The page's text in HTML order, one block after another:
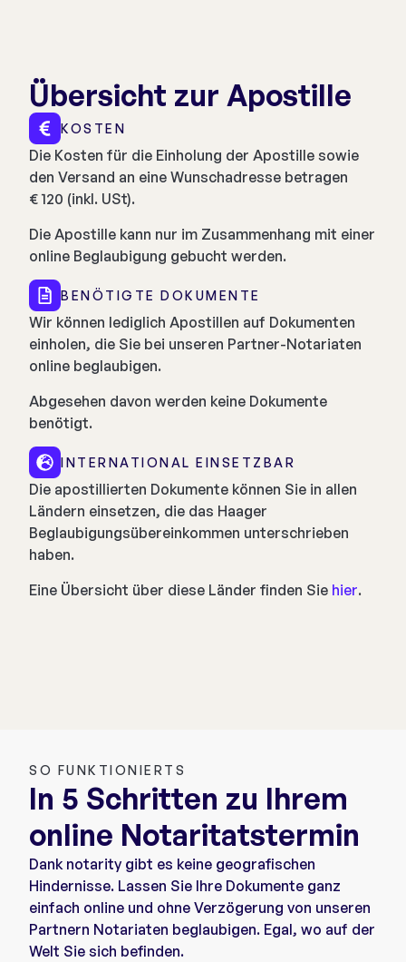
Übersicht zur Apostille
KOSTEN
Die Kosten für die Einholung der Apostille sowie
den Versand an eine Wunschadresse betragen
€ 120 (inkl. USt).
Die Apostille kann nur im Zusammenhang mit einer
online Beglaubigung gebucht werden.
BENÖTIGTE DOKUMENTE
Wir können lediglich Apostillen auf Dokumenten
einholen, die Sie bei unseren Partner-Notariaten
online beglaubigen.
Abgesehen davon werden keine Dokumente
benötigt.
INTERNATIONAL EINSETZBAR
Die apostillierten Dokumente können Sie in allen
Ländern einsetzen, die das Haager
Beglaubigungsübereinkommen unterschrieben
haben.
Eine Übersicht über diese Länder finden Sie hier.
SO FUNKTIONIERTS
In 5 Schritten zu Ihrem
online Notaritatstermin
Dank notarity gibt es keine geografischen
Hindernisse. Lassen Sie Ihre Dokumente ganz
einfach online und ohne Verzögerung von unseren
Partnern Notariaten beglaubigen. Egal, wo auf der
Welt Sie sich befinden.